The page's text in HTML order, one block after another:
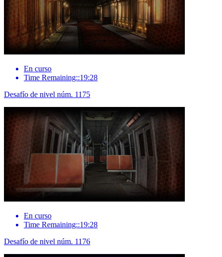
En curso
Time Remaining::19:28
Desafío de nivel núm. 1175
En curso
Time Remaining::19:28
Desafío de nivel núm. 1176